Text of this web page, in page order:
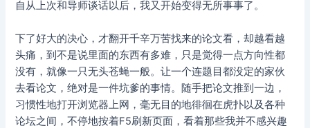
自从上次和导师谈话以后，我又开始变得无所事事了。
下了好大的决心，才翻开千辛万苦找来的论文看，却越看越
头痛，到不是说里面的东西有多难，只是觉得一点方向性都
没有，就像一只无头苍蝇一般。让一个连题目都没定的家伙
去看论文，绝对是一件坑爹的事情。随手把论文推到一边，
习惯性地打开浏览器上网，毫无目的地徘徊在虎扑以及各种
论坛之间，不停地按着F5刷新页面，看着那些我并不感兴趣